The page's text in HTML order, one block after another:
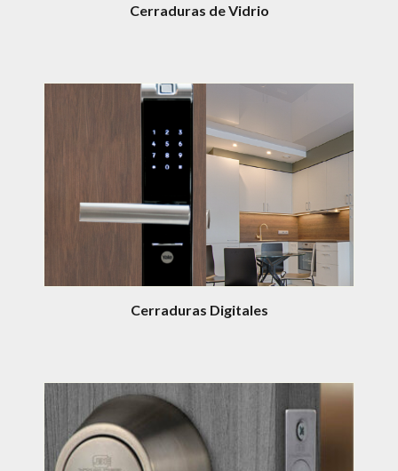
Cerraduras de Vidrio
Cerraduras Digitales